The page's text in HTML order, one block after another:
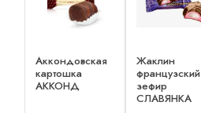
Аккондовская
картошка
АККОНД
Жаклин
французский
зефир
СЛАВЯНКА